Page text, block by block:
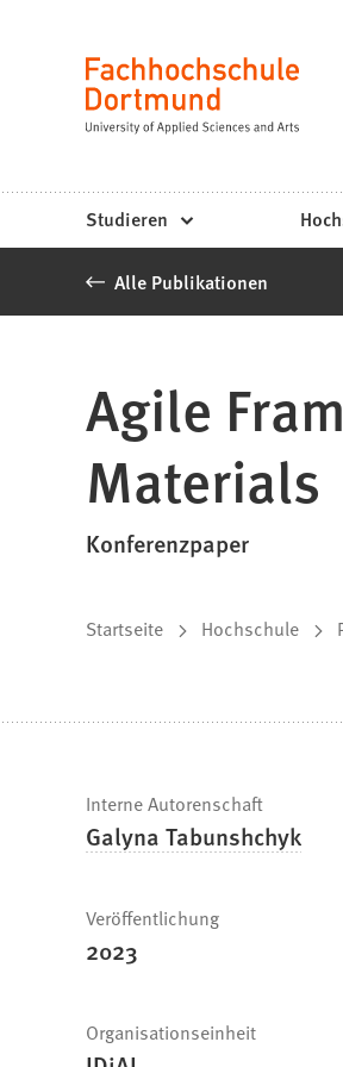
Dortmund
-
Studiengänge,
Bewerbung
Sprache
Studieren
Alle Publikationen
Agile
Materials
Konferenzpaper
Sie
sich
Startseite Hochschule
Schnelle
Fakten
Interne Autorenschaft
Galyna Tabunshchyk
Veröffentlichung
2023
Organisationseinheit